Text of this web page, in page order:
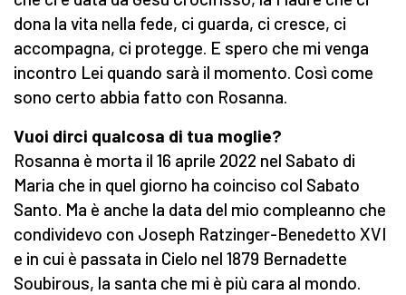
dona la vita nella fede, ci guarda, ci cresce, ci
accompagna, ci protegge. E spero che mi venga
incontro Lei quando sarà il momento. Così come
sono certo abbia fatto con Rosanna.
Vuoi dirci qualcosa di tua moglie?
Rosanna è morta il 16 aprile 2022 nel Sabato di
Maria che in quel giorno ha coinciso col Sabato
Santo. Ma è anche la data del mio compleanno che
condividevo con Joseph Ratzinger-Benedetto XVI
e in cui è passata in Cielo nel 1879 Bernadette
Soubirous, la santa che mi è più cara al mondo.